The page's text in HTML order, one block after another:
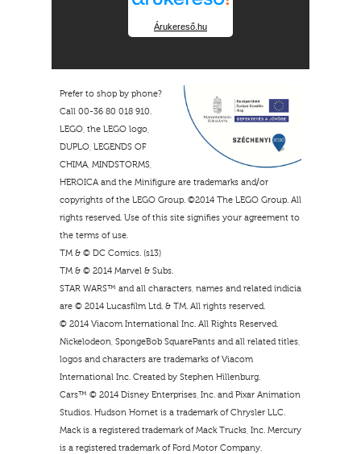
Árukereső.hu
Prefer to shop by phone?
Call 00-36 80 018 910.
LEGO, the LEGO logo,
DUPLO, LEGENDS OF
CHIMA, MINDSTORMS,
HEROICA and the Minifigure are trademarks and/or
copyrights of the LEGO Group. ©2014 The LEGO Group. All
rights reserved. Use of this site signifies your agreement to
the terms of use.
TM & © DC Comics. (s13)
TM & © 2014 Marvel & Subs.
STAR WARS™ and all characters, names and related indicia
are © 2014 Lucasfilm Ltd. & TM. All rights reserved.
© 2014 Viacom International Inc. All Rights Reserved.
Nickelodeon, SpongeBob SquarePants and all related titles,
logos and characters are trademarks of Viacom
International Inc. Created by Stephen Hillenburg.
Cars™ © 2014 Disney Enterprises, Inc. and Pixar Animation
Studios. Hudson Hornet is a trademark of Chrysler LLC.
Mack is a registered trademark of Mack Trucks, Inc. Mercury
is a registered trademark of Ford Motor Company.